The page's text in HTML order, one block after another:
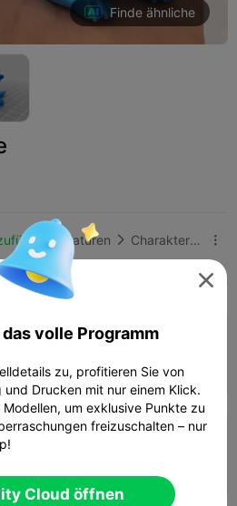
Finde ähnliche
Miniaturen  Charaktere & Kreaturen 
K2 Pro
3 walls, 15% infill
18s  1 plates  11.33g
2 walls, 15% infill

volle Programm
zu, profitieren Sie von
Drucken mit nur einem Klick.
um exklusive Punkte zu
freizuschalten – nur
Cloud öffnen